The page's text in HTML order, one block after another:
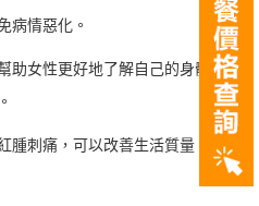
病情惡化。
助女性更好地了解自己的身體狀
腫刺痛，可以改善生活質量，減